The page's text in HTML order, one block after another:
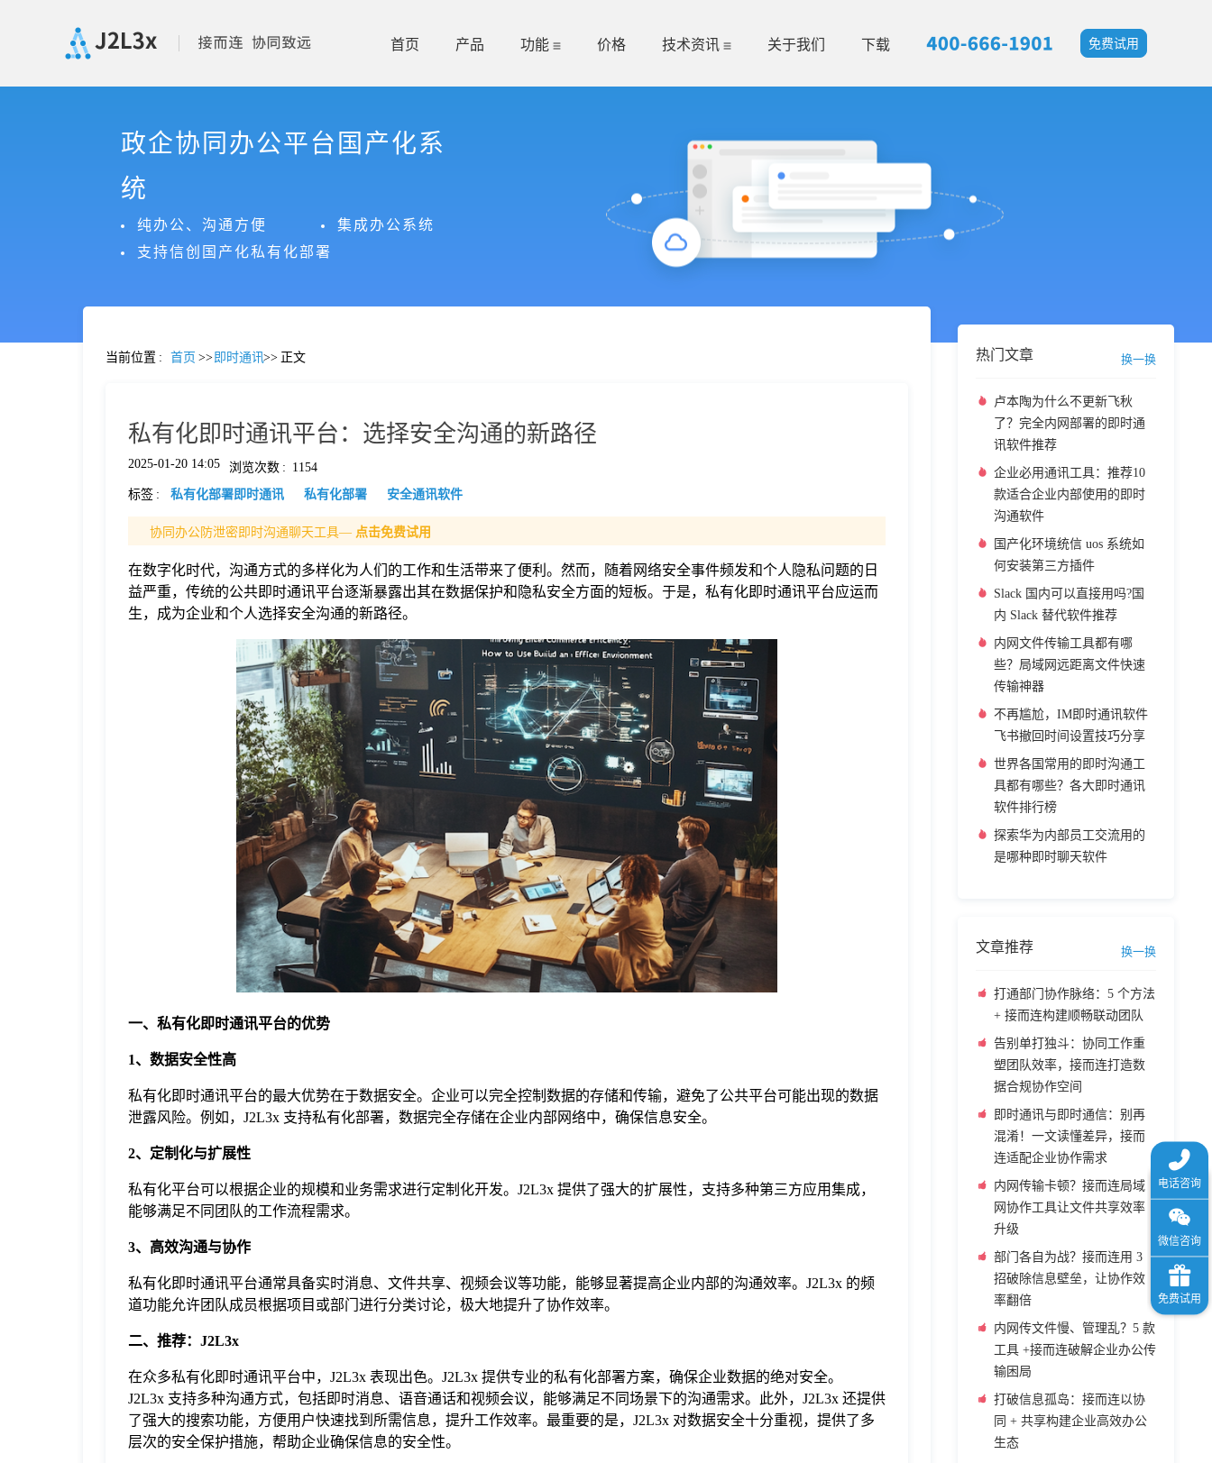
首页 产品 功能 价格 技术资讯 关于我们 下载 免费试用
政企协同办公平台国产化系
统
纯办公、沟通方便
集成办公系统
支持信创国产化私有化部署
当前位置 : 首页 >> 即时通讯>> 正文
私有化即时通讯平台：选择安全沟通的新路径
2025-01-20 14:05 浏览次数 : 1154
标签 : 私有化部署即时通讯 私有化部署 安全通讯软件
协同办公防泄密即时沟通聊天工具— 点击免费试用
在数字化时代，沟通方式的多样化为人们的工作和生活带来了便利。然而，随着网络安全事件频发和个人隐私问题的日
益严重，传统的公共即时通讯平台逐渐暴露出其在数据保护和隐私安全方面的短板。于是，私有化即时通讯平台应运而
生，成为企业和个人选择安全沟通的新路径。
一、私有化即时通讯平台的优势
1、数据安全性高
私有化即时通讯平台的最大优势在于数据安全。企业可以完全控制数据的存储和传输，避免了公共平台可能出现的数据
泄露风险。例如，J2L3x 支持私有化部署，数据完全存储在企业内部网络中，确保信息安全。
2、定制化与扩展性
私有化平台可以根据企业的规模和业务需求进行定制化开发。J2L3x 提供了强大的扩展性，支持多种第三方应用集成，
能够满足不同团队的工作流程需求。
3、高效沟通与协作
私有化即时通讯平台通常具备实时消息、文件共享、视频会议等功能，能够显著提高企业内部的沟通效率。J2L3x 的频
道功能允许团队成员根据项目或部门进行分类讨论，极大地提升了协作效率。
二、推荐：J2L3x
在众多私有化即时通讯平台中，J2L3x 表现出色。J2L3x 提供专业的私有化部署方案，确保企业数据的绝对安全。
J2L3x 支持多种沟通方式，包括即时消息、语音通话和视频会议，能够满足不同场景下的沟通需求。此外，J2L3x 还提供
了强大的搜索功能，方便用户快速找到所需信息，提升工作效率。最重要的是，J2L3x 对数据安全十分重视，提供了多
层次的安全保护措施，帮助企业确保信息的安全性。
热门文章 换一换
卢本陶为什么不更新飞秋
了？完全内网部署的即时通
讯软件推荐
企业必用通讯工具：推荐10
款适合企业内部使用的即时
沟通软件
国产化环境统信 uos 系统如
何安装第三方插件
Slack 国内可以直接用吗?国
内 Slack 替代软件推荐
内网文件传输工具都有哪
些？局域网远距离文件快速
传输神器
不再尴尬，IM即时通讯软件
飞书撤回时间设置技巧分享
世界各国常用的即时沟通工
具都有哪些？各大即时通讯
软件排行榜
探索华为内部员工交流用的
是哪种即时聊天软件
文章推荐 换一换
打通部门协作脉络：5 个方法
+ 接而连构建顺畅联动团队
告别单打独斗：协同工作重
塑团队效率，接而连打造数
据合规协作空间
即时通讯与即时通信：别再
混淆！一文读懂差异，接而
连适配企业协作需求
内网传输卡顿？接而连局域
网协作工具让文件共享效率
升级
部门各自为战？接而连用 3
招破除信息壁垒，让协作效
率翻倍
内网传文件慢、管理乱？5 款
工具 +接而连破解企业办公传
输困局
打破信息孤岛：接而连以协
同 + 共享构建企业高效办公
生态